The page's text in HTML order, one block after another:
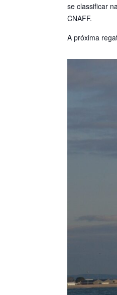
se classificar
CNAFF.
A próxima